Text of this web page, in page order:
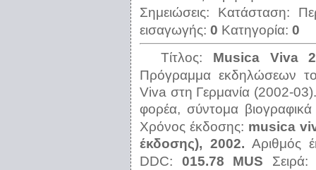
Σημειώσεις: Κατάσταση:
εισαγωγής: 0 Κατηγορία: 0
Τίτλος: Μusica Viva
Πρόγραμμα εκδηλώσεων
Viva στη Γερμανία (2002-03).
φορέα, σύντομα
Χρόνος έκδοσης: musica
έκδοσης), 2002. Αριθμός
DDC: 015.78 MUS